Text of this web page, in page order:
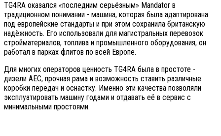
TG4RA оказался «последним серьёзным» Mandator в
традиционном понимании - машина, которая была адаптирована
под европейские стандарты и при этом сохранила британскую
надёжность. Его использовали для магистральных перевозок
стройматериалов, топлива и промышленного оборудования, он
работал в парках флитов по всей Европе.
Для многих операторов ценность TG4RA была в простоте -
дизели AEC, прочная рама и возможность ставить различные
коробки передач и оснастку. Именно эти качества позволяли
эксплуатировать машину годами и отдавать её в сервис с
минимальными простоями.